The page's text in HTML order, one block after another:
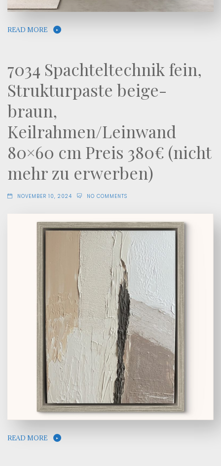
READ MORE
7034 Spachteltechnik fein,
Strukturpaste beige-
braun,
Keilrahmen/Leinwand
80×60 cm Preis 380€ (nicht
mehr zu erwerben)
NOVEMBER 10, 2024 NO COMMENTS
READ MORE